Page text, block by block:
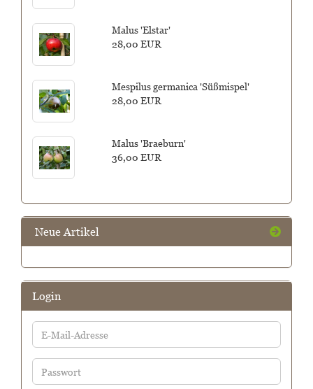
Malus 'Elstar'
28,00 EUR
Mespilus germanica 'Süßmispel'
28,00 EUR
Malus 'Braeburn'
36,00 EUR
Neue Artikel
Login
E-
Mail-
Adresse
Passwort